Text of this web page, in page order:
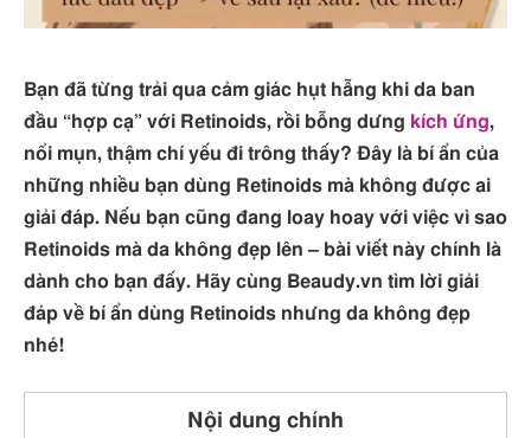
Bạn đã từng trải qua cảm giác hụt hẫng khi da ban
đầu “hợp cạ” với Retinoids, rồi bỗng dưng kích ứng,
nổi mụn, thậm chí yếu đi trông thấy? Đây là bí ẩn của
những nhiều bạn dùng Retinoids mà không được ai
giải đáp. Nếu bạn cũng đang loay hoay với việc vì sao
Retinoids mà da không đẹp lên – bài viết này chính là
dành cho bạn đấy. Hãy cùng Beaudy.vn tìm lời giải
đáp về bí ẩn dùng Retinoids nhưng da không đẹp
nhé!
Nội dung chính